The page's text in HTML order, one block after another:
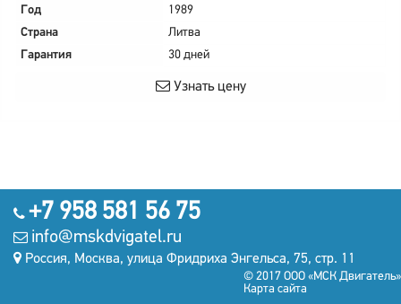
Год
1989
Страна
Литва
Гарантия
30 дней
Узнать цену
+7 958 581 56 75
info@mskdvigatel.ru
Россия, Москва, улица Фридриха Энгельса, 75, стр. 11
© 2017 ООО «МСК Двигатель»
Карта сайта